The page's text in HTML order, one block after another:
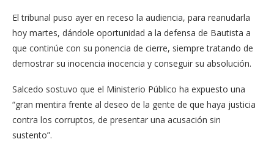
El tribunal puso ayer en receso la audiencia, pa­ra reanudarla
hoy martes, dándole oportunidad a la defensa de Bautista a
que continúe con su ponencia de cierre, siempre tratando de
demostrar su inocencia inocencia y conseguir su ab­solución.
Salcedo sostuvo que el Mi­nisterio Público ha expues­to una
“gran mentira fren­te al deseo de la gente de que haya justicia
contra los corruptos, de presentar una acusación sin
sustento”.